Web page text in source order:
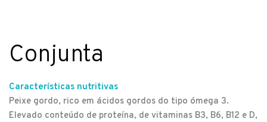
Conjunta
Características nutritivas
Peixe gordo, rico em ácidos gordos do tipo ómega 3.
Elevado conteúdo de proteína, de vitaminas B3, B6, B12 e D,